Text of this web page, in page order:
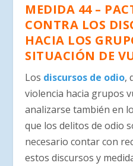
MEDIDA 44 –
CONTRA LOS
HACIA LOS
SITUACIÓN DE
Los discursos de odio,
violencia hacia grupos
analizarse también en
que los delitos de odio
necesario contar con
estos discursos y